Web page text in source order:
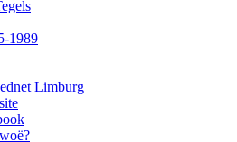
1989
Limburg